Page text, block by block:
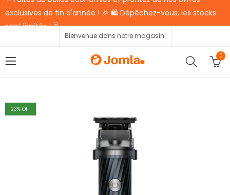
exclusives de fin d'année ! 🎉 🛍️ Dépêchez-vous, les stocks
sont limités ! ⏳
Bienvenue dans notre magasin!
0
23% OFF